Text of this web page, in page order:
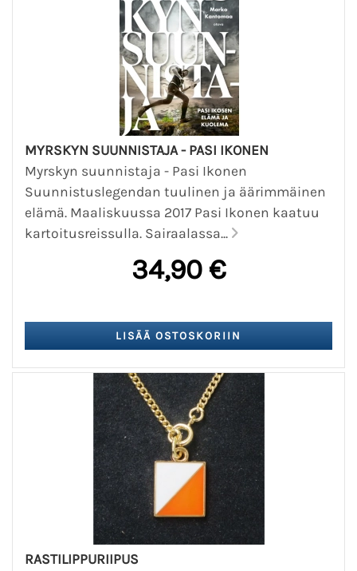
MYRSKYN SUUNNISTAJA - PASI IKONEN
Myrskyn suunnistaja - Pasi Ikonen
Suunnistuslegendan tuulinen ja äärimmäinen
elämä. Maaliskuussa 2017 Pasi Ikonen kaatuu
kartoitusreissulla. Sairaalassa...
34,90 €
RASTILIPPURIIPUS